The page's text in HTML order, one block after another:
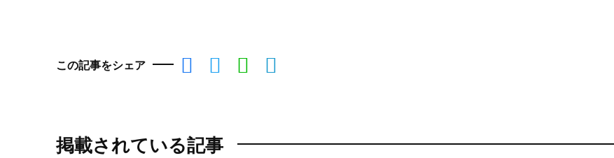
この記事をシェア
掲載されている記事